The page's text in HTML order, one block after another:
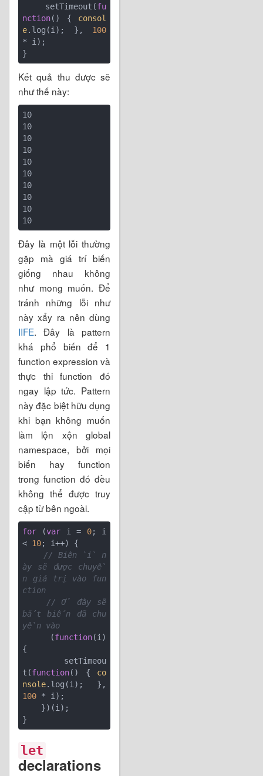
    setTimeout(
fu
nction( ) { consol
e.log(i); }, 100
* i);
Kết quả thu được sẽ
như thế này:
10
10
10
10
10
10
10
10
10
Đây là một lỗi thường
gặp mà giá trí biến
giống nhau không
như mong muốn. Để
tránh những lỗi như
này xẩy ra nên dùng
IIFE. Đây là pattern
khá phổ biến để 1
function expression và
thực thi function đó
ngay lập tức. Pattern
này đặc biệt hữu dụng
khi bạn không muốn
làm lộn xộn global
namespace, bởi mọi
biến hay function
trong function đó đều
không thể được truy
cập từ bên ngoài.
for (var i = 0; i
< 10; i++) {
// Biên `i` n
ày sẽ được chuyề
n giá trị vào fun
ction
// Ở đây sẽ
bắt biến đã chu
yền vào
    (
function(i
{
t(function( ) { co
nsole
100 * i);
let
declarations